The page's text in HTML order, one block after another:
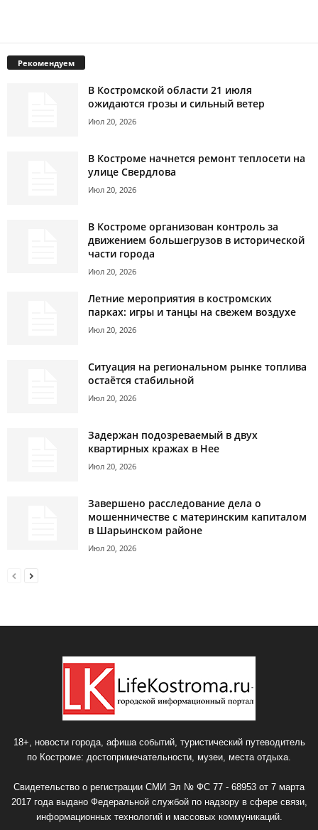
Рекомендуем
В Костромской области 21 июля
ожидаются грозы и сильный ветер
Июл 20, 2026
В Костроме начнется ремонт теплосети на
улице Свердлова
Июл 20, 2026
В Костроме организован контроль за
движением большегрузов в исторической
части города
Июл 20, 2026
Летние мероприятия в костромских
парках: игры и танцы на свежем воздухе
Июл 20, 2026
Ситуация на региональном рынке топлива
остаётся стабильной
Июл 20, 2026
Задержан подозреваемый в двух
квартирных кражах в Нее
Июл 20, 2026
Завершено расследование дела о
мошенничестве с материнским капиталом
в Шарьинском районе
Июл 20, 2026
18+, новости города, афиша событий, туристический путеводитель
по Костроме: достопримечательности, музеи, места отдыха.
Свидетельство о регистрации СМИ Эл № ФС 77 - 68953 от 7 марта
2017 года выдано Федеральной службой по надзору в сфере связи,
информационных технологий и массовых коммуникаций.